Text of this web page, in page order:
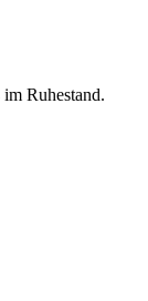
Ruhestand.